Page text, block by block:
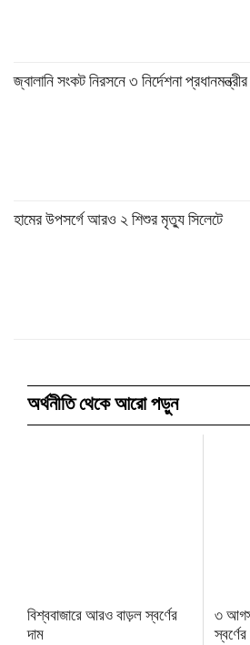
জ্বালানি সংকট নিরসনে ৩ নির্দেশনা প্রধানমন্ত্রীর
হামের উপসর্গে আরও ২ শিশুর মৃত্যু সিলেটে
অর্থনীতি থেকে আরো পড়ুন
বিশ্ববাজারে আরও বাড়ল স্বর্ণের
দাম
৩